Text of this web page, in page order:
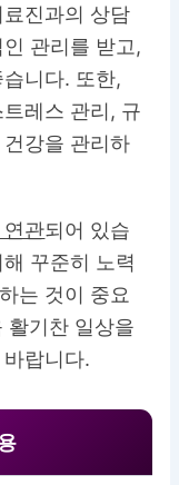
진과의 상담
관리를 받고,
니다. 또한,
레스 관리, 규
강을 관리하
연관되어 있습
꾸준히 노력
는 것이 중요
활기찬 일상을
랍니다.